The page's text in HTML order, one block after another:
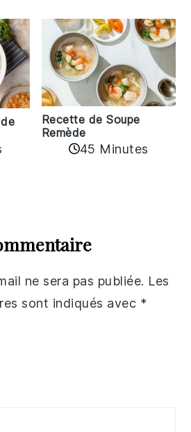
Recette de Soupe
Remède
45 Minutes
ne sera pas publiée. Les
sont indiqués avec *